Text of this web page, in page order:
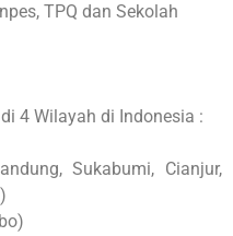
TPQ dan Sekolah
4 Wilayah di Indonesia :
Sukabumi, Cianjur,